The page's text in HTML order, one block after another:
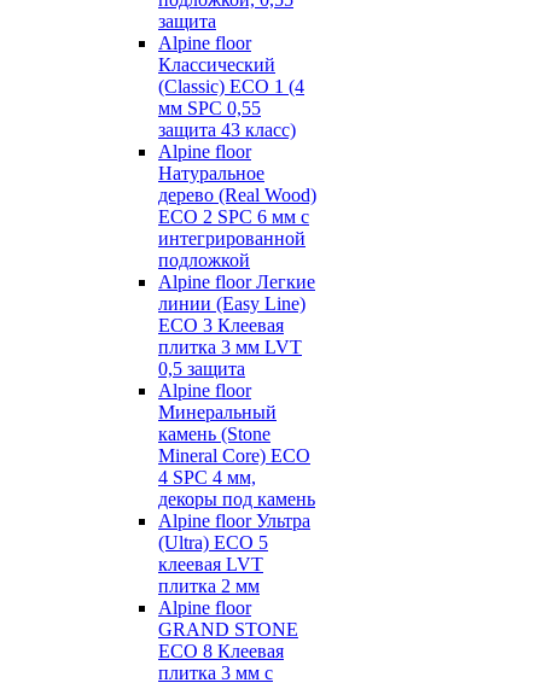
защита
Alpine floor
Классический
(Classic) ECO 1 (4
мм SPC 0,55
защита 43 класс)
Alpine floor
Натуральное
дерево (Real Wood)
ECO 2 SPC 6 мм с
интегрированной
подложкой
Alpine floor Легкие
линии (Easy Line)
ECO 3 Клеевая
плитка 3 мм LVT
0,5 защита
Alpine floor
Минеральный
камень (Stone
Mineral Core) ECO
4 SPC 4 мм,
декоры под камень
Alpine floor Ультра
(Ultra) ECO 5
клеевая LVT
плитка 2 мм
Alpine floor
GRAND STONE
ECO 8 Клеевая
плитка 3 мм с